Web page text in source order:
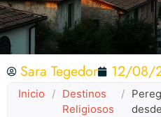
Sara Tegedor 12/08/
Inicio / Destinos
Religiosos
/